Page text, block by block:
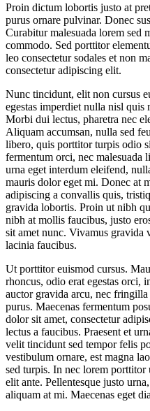
Proin dictum lobortis justo at
purus ornare pulvinar. Donec
Curabitur malesuada lorem sed
commodo. Sed porttitor
leo consectetur sodales et non
consectetur adipiscing elit.
Nunc tincidunt, elit non cursus
egestas imperdiet nulla nisl quis
Morbi dui lectus, pharetra nec
Aliquam accumsan, nulla sed
libero, quis porttitor turpis odio
fermentum orci, nec malesuada
urna eget interdum eleifend,
mauris dolor eget mi. Donec at
adipiscing a convallis quis,
gravida lobortis. Proin ut nibh
nibh at mollis faucibus, justo
sit amet nunc. Vivamus gravida
lacinia faucibus.
Ut porttitor euismod cursus.
rhoncus, odio erat egestas orci,
auctor gravida arcu, nec
purus. Maecenas fermentum
dolor sit amet, consectetur
lectus a faucibus. Praesent et
velit tincidunt sed tempor felis
vestibulum ornare, est magna
sed turpis. In nec lorem porttitor
elit ante. Pellentesque justo
aliquam at mi. Maecenas eget